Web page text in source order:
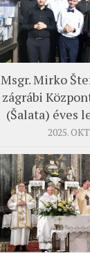
Msgr. Mirko
zágrábi
(Šalata) éves
2025.